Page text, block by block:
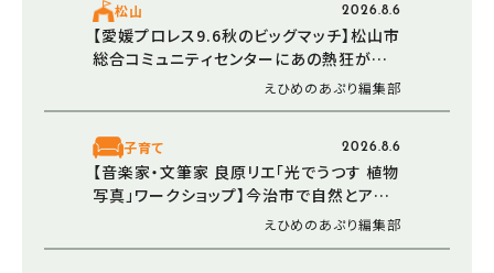
松山 2026.8.6
【愛媛プロレス9.6秋のビッグマッチ】松山市
総合コミュニティセンターにあの熱狂が帰っ
てくる！プロレス観戦で非日常の興奮と感動
えひめのあぷり編集部
子育て 2026.8.6
【音楽家・文筆家 良原リエ「光でうつす 植物
写真」ワークショップ】今治市で自然とアー
トが交差する夏の特別体験（愛媛/今治市）
えひめのあぷり編集部